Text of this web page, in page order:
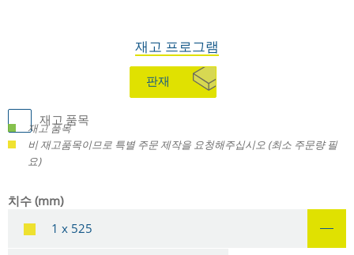
재고 프로그램
판재
재고 품목
재고 품목
비 재고품목이므로 특별 주문 제작을 요청해주십시오 (최소 주문량 필
요)
치수 (mm)
1 x 525